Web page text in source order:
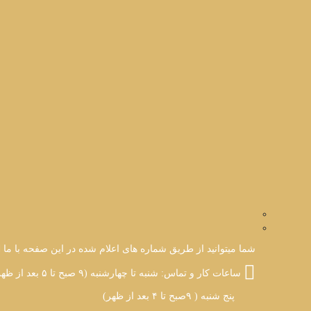
شما میتوانید از طریق شماره های اعلام شده در این صفحه با ما
ساعات کار و تماس: شنبه تا چهارشنبه (۹ صبح تا ۵ بعد از ظهر)
پنج شنبه ( ۹صبح تا ۴ بعد از ظهر)